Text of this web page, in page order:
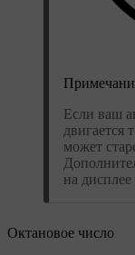
Если ваш
двигается
может
на дисплее
Октановое число